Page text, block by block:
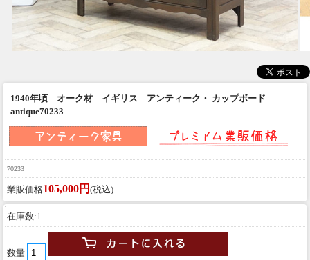
1940年頃 オーク材 イギリス アンティーク・ カップボード
antique70233
70233
業販価格105,000円 (税込)
在庫数:1
数量